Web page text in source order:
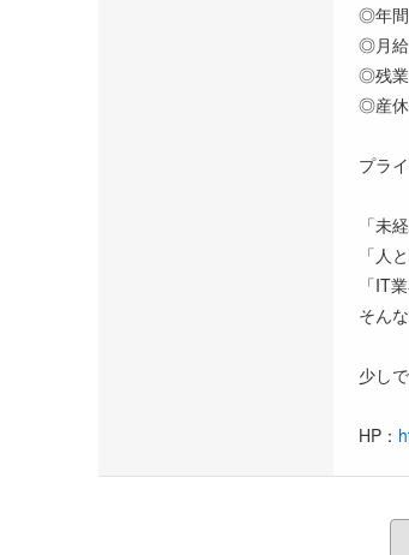
◎年間
◎月給
◎残業
◎産休
プラ
「未
「人
「IT
そん
少し
HP：